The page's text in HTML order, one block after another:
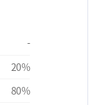
-
20%
80%